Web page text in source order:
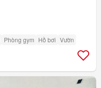
Phòng gym Hồ bơi Vườn